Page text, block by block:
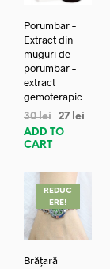
Porumbar –
Extract din
muguri de
porumbar –
extract
gemoterapic
30lei 27 lei
ADD TO
CART
REDUC
ERE!
Brățară